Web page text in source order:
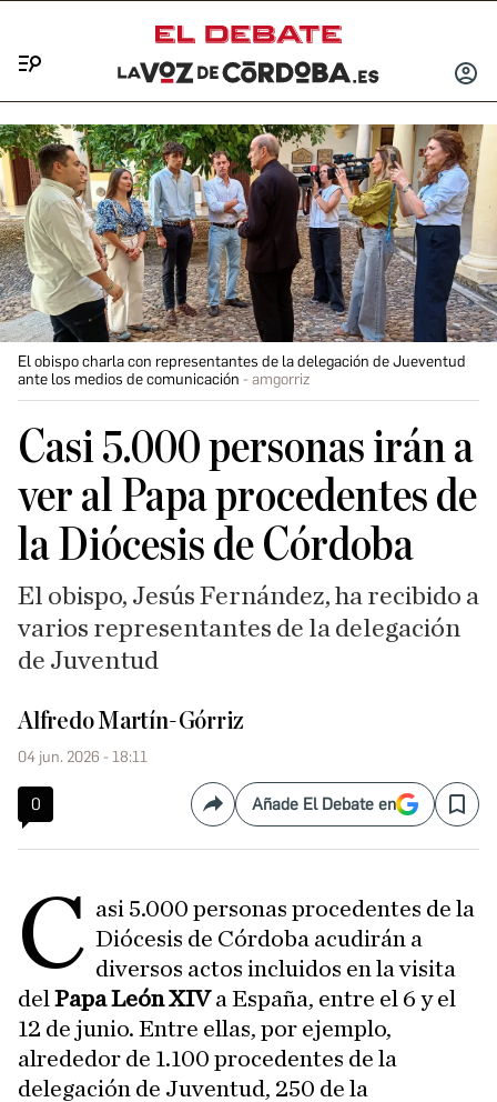
INICIAR
El obispo charla con representantes de la delegación de Jueventud
ante los medios de comunicación
amgorriz
Casi 5.000 personas irán a
ver al Papa procedentes de
la Diócesis de Córdoba
El obispo, Jesús Fernández, ha recibido a
varios representantes de la delegación
de Juventud
Alfredo Martín-Górriz
04 jun. 2026 - 18:11
0 CompartirAñade El Debate en Save
C asi 5.000 personas procedentes de la
Diócesis de Córdoba acudirán a
diversos actos incluidos en la visita
del Papa León XIVa España, entre el 6 y el
12 de junio. Entre ellas, por ejemplo,
alrededor de 1.100 procedentes de la
delegación de Juventud, 250 de la